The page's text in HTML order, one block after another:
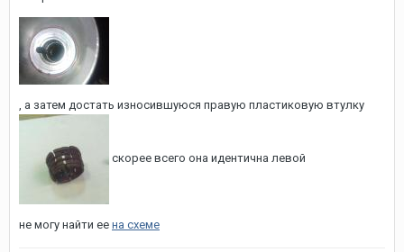
, а затем достать износившуюся правую пластиковую втулку
скорее всего она идентична левой
не могу найти ее на схеме